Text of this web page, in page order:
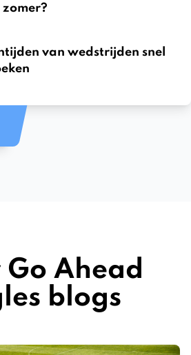
zomer?
van wedstrijden snel
Ahead
blogs